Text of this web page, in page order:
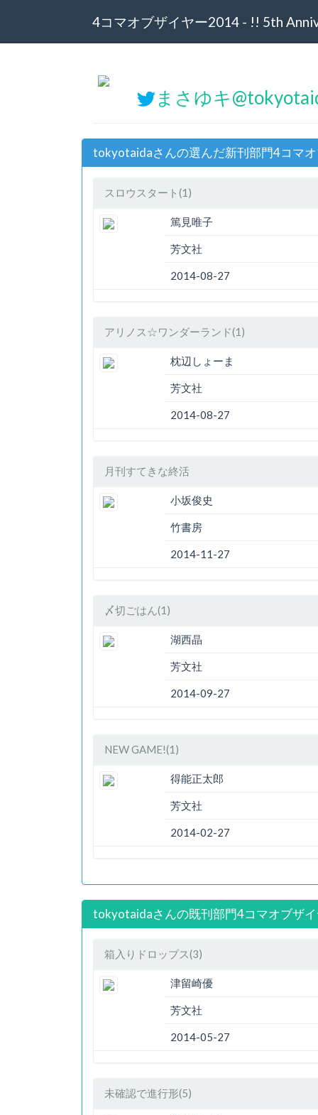
4コマオブザイヤー2014 - !! 5th
まさゆキ
tokyotaidaさんの選んだ新刊部門4コマ
スロウスタート(1)
篤見唯子
芳文社
2014-08-27
アリノス☆ワンダーランド(1)
枕辺しょーま
芳文社
2014-08-27
月刊すてきな終活
小坂俊史
竹書房
2014-11-27
〆切ごはん(1)
湖西晶
芳文社
2014-09-27
NEW GAME!(1)
得能正太郎
芳文社
2014-02-27
tokyotaidaさんの既刊部門4コマオブザ
箱入りドロップス(3)
津留崎優
芳文社
2014-05-27
未確認で進行形(5)